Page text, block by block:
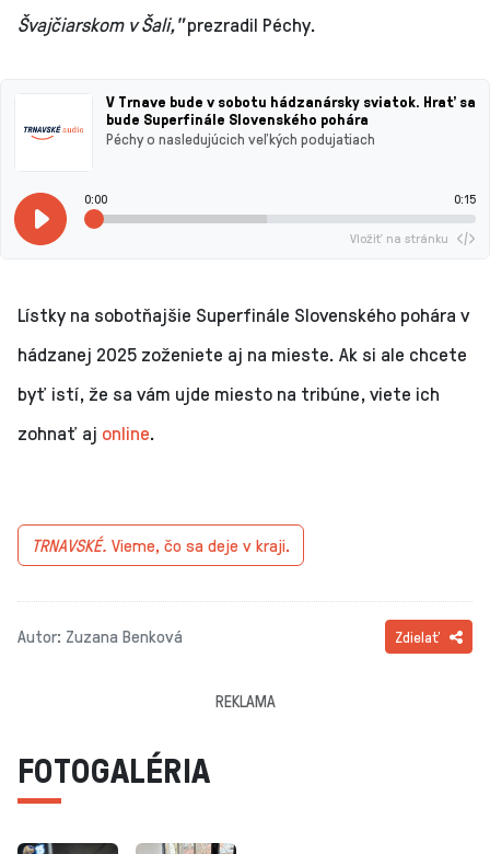
Švajčiarskom v Šali,"prezradil Péchy.
V Trnave bude v sobotu hádzanársky sviatok. Hrať sa
bude Superfinále Slovenského pohára
Péchy o nasledujúcich veľkých podujatiach
0:00 0:15
Vložiť na stránku
Lístky na sobotňajšie Superfinále Slovenského pohára v
hádzanej 2025 zoženiete aj na mieste. Ak si ale chcete
byť istí, že sa vám ujde miesto na tribúne, viete ich
zohnať aj online.
TRNAVSKÉ. Vieme, čo sa deje v kraji.
Autor: Zuzana Benková Zdielať
REKLAMA
FOTOGALÉRIA